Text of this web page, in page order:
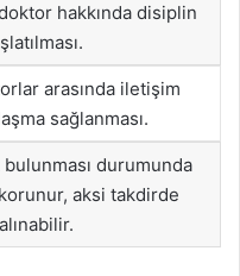
hakkında disiplin
arasında iletişim
sağlanması.
bulunması durumunda
aksi takdirde